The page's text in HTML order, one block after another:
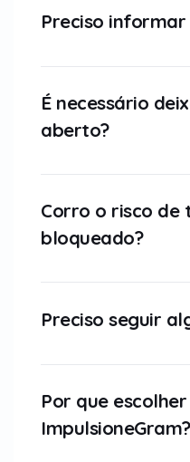
Preciso informar
É necessário
aberto?
Corro o risco de
bloqueado?
Preciso seguir
Por que
ImpulsioneGram?